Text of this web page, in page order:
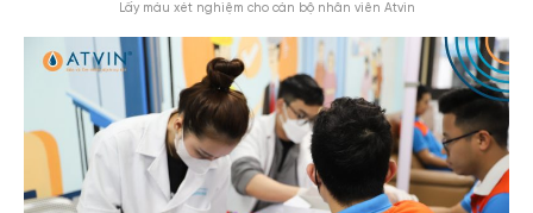
Lấy máu xét nghiệm cho cán bộ nhân viên Atvin